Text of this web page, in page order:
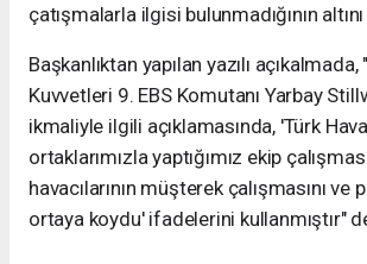
çatışmalarla ilgisi bulunmadığının
Başkanlıktan yapılan yazılı açıkalmada,
Kuvvetleri 9. EBS Komutanı Yarbay
ikmaliyle ilgili açıklamasında, 'Türk
ortaklarımızla yaptığımız ekip
havacılarının müşterek çalışmasını
ortaya koydu' ifadelerini kullanmıştır"